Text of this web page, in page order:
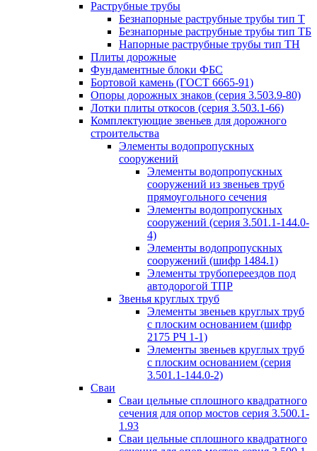
Раструбные трубы
Безнапорные раструбные трубы тип Т
Безнапорные раструбные трубы тип ТБ
Напорные раструбные трубы тип ТН
Плиты дорожные
Фундаментные блоки ФБС
Бортовой камень (ГОСТ 6665-91)
Опоры дорожных знаков (серия 3.503.9-80)
Лотки плиты откосов (серия 3.503.1-66)
Комплектующие звеньев для дорожного
строительства
Элементы водопропускных
сооружений
Элементы водопропускных
сооружений из звеньев труб
прямоугольного сечения
Элементы водопропускных
сооружений (серия 3.501.1-144.0-
4)
Элементы водопропускных
сооружений (шифр 1484.1)
Элементы трубопереездов под
автодорогой ТПР
Звенья круглых труб
Элементы звеньев круглых труб
с плоским основанием (шифр
2175 РЧ 1-1)
Элементы звеньев круглых труб
с плоским основанием (серия
3.501.1-144.0-2)
Сваи
Сваи цельные сплошного квадратного
сечения для опор мостов серия 3.500.1-
1.93
Сваи цельные сплошного квадратного